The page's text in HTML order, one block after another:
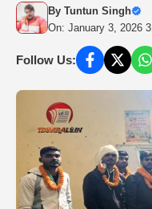
By Tuntun Singh
On: January 3, 2026
Follow Us: